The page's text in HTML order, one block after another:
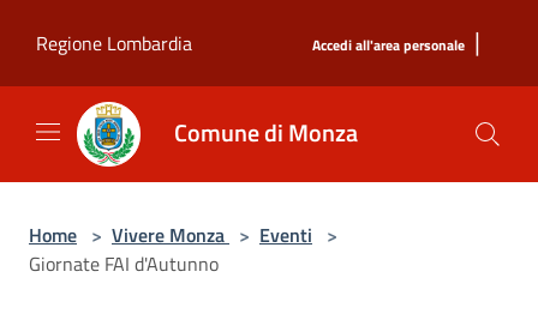
Regione Lombardia
Accedi all'area personale |
Comune di Monza
Home > Vivere Monza > Eventi >
Giornate FAI d'Autunno